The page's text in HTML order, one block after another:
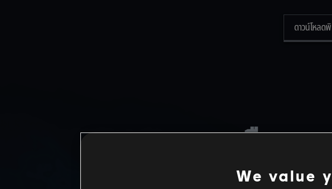
ดาวน์โหลด
เลือกแ
We value